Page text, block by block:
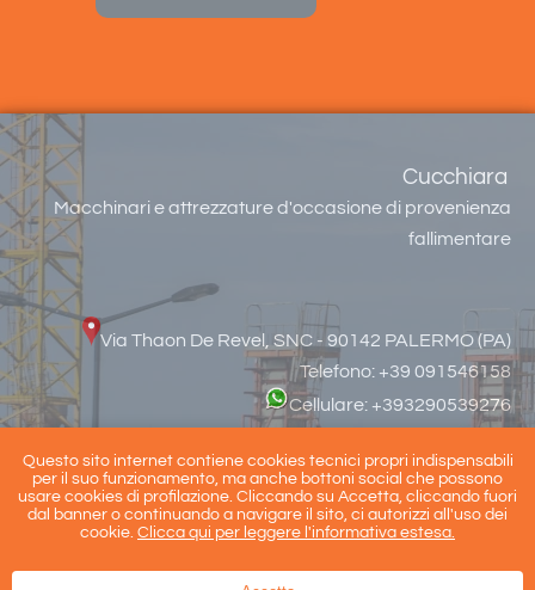
Cucchiara
Macchinari e attrezzature d'occasione di provenienza
fallimentare
Via Thaon De Revel, SNC - 90142 PALERMO (PA)
Telefono: +39 091546158
Cellulare: +393290539276
Copyright 2023 | P.IVA: 05855300827 |Cookie Policy|
Questo sito internet contiene cookies tecnici propri indispensabili
per il suo funzionamento, ma anche bottoni social che possono
usare cookies di profilazione. Cliccando su Accetta, cliccando fuori
dal banner o continuando a navigare il sito, ci autorizzi all'uso dei
cookie. Clicca qui per leggere l'informativa estesa.